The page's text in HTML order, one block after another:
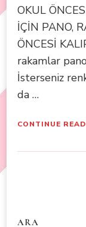
OKUL
İÇİN PANO,
ÖNCESİ
rakamlar
İsterseniz
da …
CONTINUE
ARA